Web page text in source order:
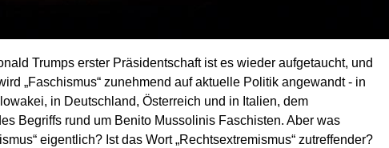
Trumps erster Präsidentschaft ist es wieder aufgetaucht, und
„Faschismus“ zunehmend auf aktuelle Politik angewandt - in
in Deutschland, Österreich und in Italien, dem
Begriffs rund um Benito Mussolinis Faschisten. Aber was
eigentlich? Ist das Wort „Rechtsextremismus“ zutreffender?